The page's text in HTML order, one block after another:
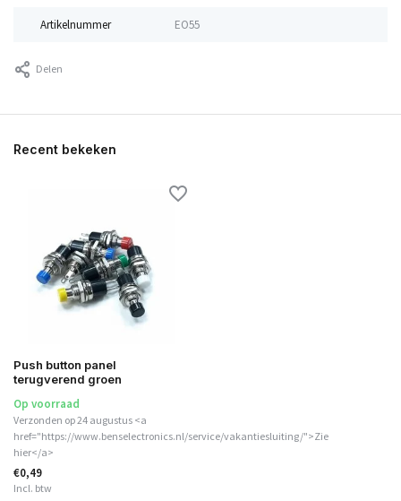
Artikelnummer EO55
Delen
Recent bekeken
Push button panel
terugverend groen
Op voorraad
Verzonden op 24 augustus <a
href="https://www.benselectronics.nl/service/vakantiesluiting/">Zie
hier</a>
€0,49
Incl. btw